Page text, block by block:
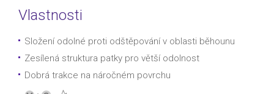
Vlastnosti
Složení odolné proti odštěpování v oblasti běhounu
Zesílená struktura patky pro větší odolnost
Dobrá trakce na náročném povrchu